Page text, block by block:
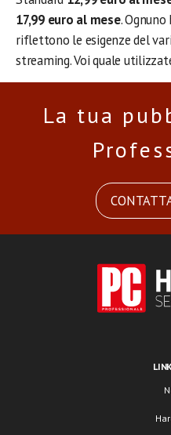
17,99 euro al mese.
riflettono le esigenze del
streaming. Voi quale
La tua